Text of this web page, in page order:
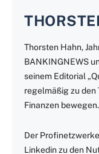
Thorsten Hahn,
BANKINGNEWS
seinem Editorial
regelmäßig zu den
Finanzen bewegen.
Der
Linkedin zu den